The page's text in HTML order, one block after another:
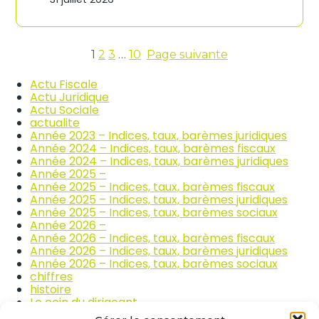
c
m
e
l
a
r
p
a
r
t
i
o
u
n
i
e
r
i
x
d
e
s
p
r
o
d
u
i
s
1 2 3 … 10 Page suivante
Actu Fiscale
Actu Juridique
Actu Sociale
actualite
Année 2023 – Indices, taux, barèmes juridiques
Année 2024 – Indices, taux, barèmes fiscaux
Année 2024 – Indices, taux, barèmes juridiques
Année 2025 –
Année 2025 – Indices, taux, barèmes fiscaux
Année 2025 – Indices, taux, barèmes juridiques
Année 2025 – Indices, taux, barèmes sociaux
Année 2026 –
Année 2026 – Indices, taux, barèmes fiscaux
Année 2026 – Indices, taux, barèmes juridiques
Année 2026 – Indices, taux, barèmes sociaux
chiffres
histoire
Le coin du dirigeant